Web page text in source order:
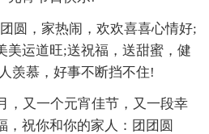
圆，家热闹，欢欢喜喜心情好;
美运道旺;送祝福，送甜蜜，健
羡慕，好事不断挡不住!
，又一个元宵佳节，又一段幸
，祝你和你的家人：团团圆